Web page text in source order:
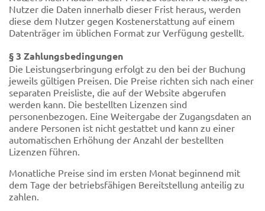
Nutzer die Daten innerhalb dieser Frist heraus, werden
diese dem Nutzer gegen Kostenerstattung auf einem
Datenträger im üblichen Format zur Verfügung gestellt.
§ 3 Zahlungsbedingungen
Die Leistungserbringung erfolgt zu den bei der Buchung
jeweils gültigen Preisen. Die Preise richten sich nach einer
separaten Preisliste, die auf der Website abgerufen
werden kann. Die bestellten Lizenzen sind
personenbezogen. Eine Weitergabe der Zugangsdaten an
andere Personen ist nicht gestattet und kann zu einer
automatischen Erhöhung der Anzahl der bestellten
Lizenzen führen.
Monatliche Preise sind im ersten Monat beginnend mit
dem Tage der betriebsfähigen Bereitstellung anteilig zu
zahlen.